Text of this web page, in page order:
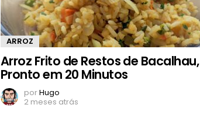
ARROZ
Arroz Frito de Restos de Bacalhau,
Pronto em 20 Minutos
porHugo
2 meses atrás